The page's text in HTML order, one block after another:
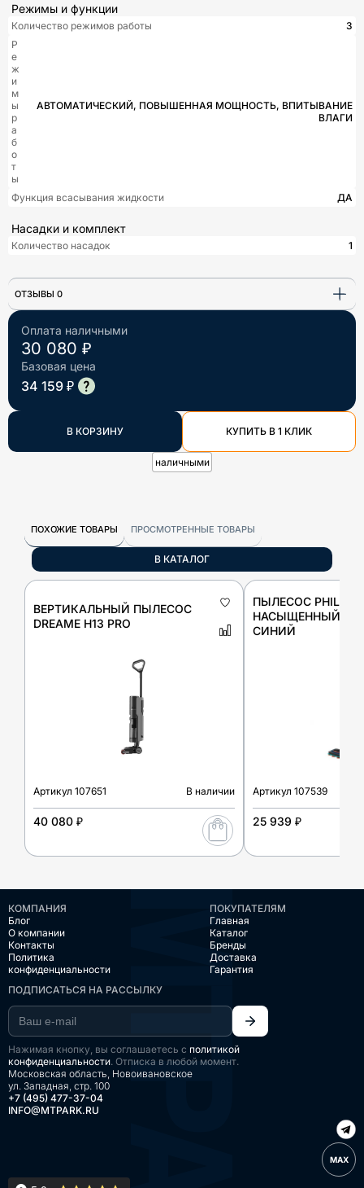
Оплата наличными
30 080 ₽
Базовая цена
34 159 ₽
В КОРЗИНУ КУПИТЬ В 1 КЛИК
наличными
Режимы и функции
Количество режимов работы
3
Р
е
ж
и
м
ы
р
а
б
о
т
ы
АВТОМАТИЧЕСКИЙ, ПОВЫШЕННАЯ МОЩНОСТЬ, ВПИТЫВАНИЕ
ВЛАГИ
Функция всасывания жидкости ДА
Насадки и комплект
Количество насадок 1
ОТЗЫВЫ 0
ПОХОЖИЕ ТОВАРЫ ПРОСМОТРЕННЫЕ ТОВАРЫ
В КАТАЛОГ
ВЕРТИКАЛЬНЫЙ ПЫЛЕСОС
DREAME H13 PRO
Артикул 107651 В наличии
40 080 ₽
ПЫЛЕСОС PHILIPS
НАСЫЩЕННЫЙ
СИНИЙ
Артикул 107539
25 939 ₽
КОМПАНИЯ
Блог
О компании
Контакты
Политика
конфиденциальности
ПОКУПАТЕЛЯМ
Главная
Каталог
Бренды
Доставка
Гарантия
ПОДПИСАТЬСЯ НА РАССЫЛКУ
Нажимая кнопку, вы соглашаетесь с политикой
конфиденциальности. Отписка в любой момент.
Московская область, Новоивановское
ул. Западная, стр. 100
+7 (495) 477-37-04
INFO@MTPARK.RU
MAX